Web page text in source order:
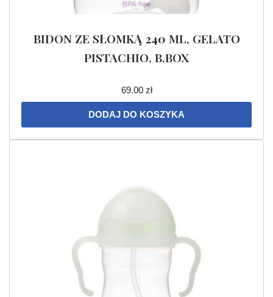
BIDON ZE SŁOMKĄ 240 ML, GELATO
PISTACHIO, B.BOX
69.00 zł
DODAJ DO KOSZYKA